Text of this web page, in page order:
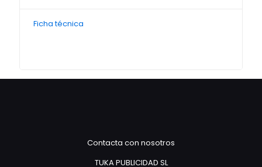
Ficha técnica
Contacta con nosotros
TUKA PUBLICIDAD SL